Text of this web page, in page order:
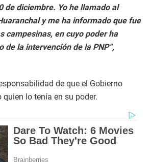
de diciembre. Yo he llamado al
y me ha informado que fue
campesinas, en cuyo poder ha
de la intervención de la PNP”,
de que el Gobierno
quien lo tenía en su poder.